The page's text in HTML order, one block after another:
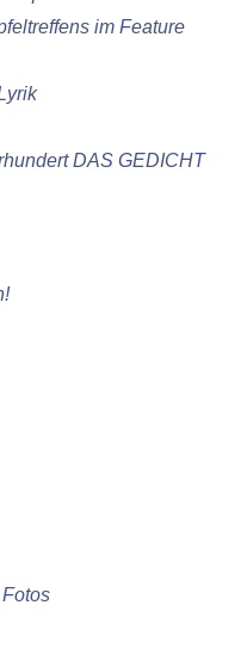
im Feature
DAS GEDICHT